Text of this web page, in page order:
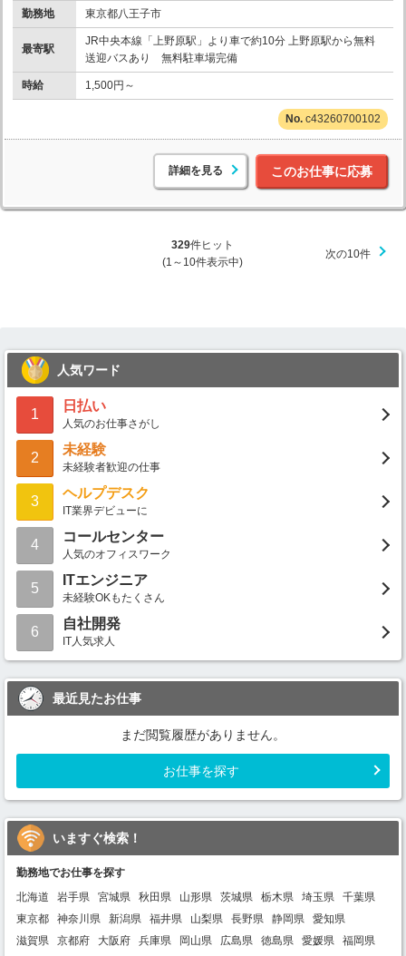
勤務地 東京都八王子市
最寄駅
JR中央本線「上野原駅」より車で約10分 上野原駅から無料
送迎バスあり 無料駐車場完備
時給 1,500円～
c43260700102
詳細を見る このお仕事に応募
329件ヒット
(1～10件表示中)
次の10件
人気ワード
1
日払い
人気のお仕事さがし
2
未経験
未経験者歓迎の仕事
3
ヘルプデスク
IT業界デビューに
4
コールセンター
人気のオフィスワーク
5
ITエンジニア
未経験OKもたくさん
6
自社開発
IT人気求人
最近見たお仕事
まだ閲覧履歴がありません。
お仕事を探す
いますぐ検索！
勤務地でお仕事を探す
北海道
岩手県 宮城県 秋田県 山形県 茨城県 栃木県 埼玉県
千葉県
東京都
神奈川県 新潟県 福井県 山梨県 長野県 静岡県
愛知県
滋賀県
京都府 大阪府 兵庫県 岡山県 広島県 徳島県 愛媛県
福岡県